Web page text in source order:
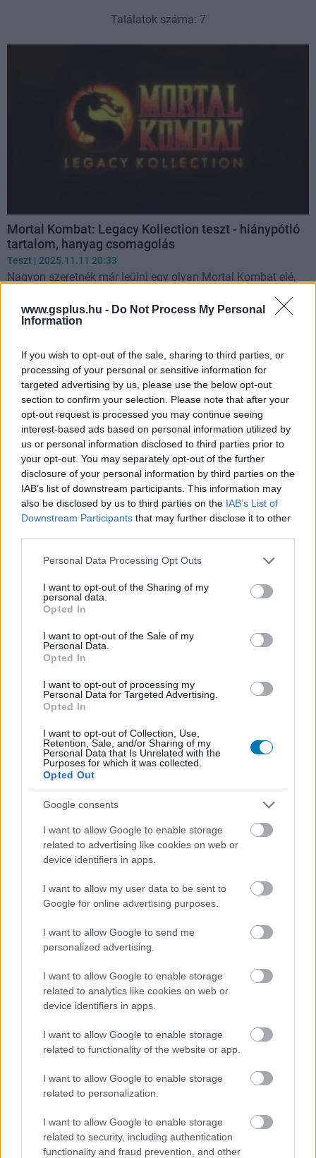
www.gsplus.hu - Do Not Process My Personal
Information
If you wish to opt-out of the sale, sharing to third parties, or
processing of your personal or sensitive information for
targeted advertising by us, please use the below opt-out
section to confirm your selection. Please note that after your
opt-out request is processed you may continue seeing
interest-based ads based on personal information utilized by
us or personal information disclosed to third parties prior to
your opt-out. You may separately opt-out of the further
disclosure of your personal information by third parties on the
IAB’s list of downstream participants. This information may
also be disclosed by us to third parties on the IAB’s List of
Downstream Participants that may further disclose it to other
Please note that this website/app uses one or more Google
not limited to your visit or usage behaviour. You may click to
grant or deny consent to Google and its third-party tags to
use your data for below specified purposes in below Google
consent section.
Personal Data Processing Opt Outs
I want to opt-out of the Sharing of my
personal data.
Opted In
I want to opt-out of the Sale of my
Personal Data.
Opted In
I want to opt-out of processing my
Personal Data for Targeted Advertising.
Opted In
I want to opt-out of Collection, Use,
Retention, Sale, and/or Sharing of my
Personal Data that Is Unrelated with the
Purposes for which it was collected.
Opted Out
Google consents
I want to allow Google to enable storage
related to advertising like cookies on web or
device identifiers in apps.
I want to allow my user data to be sent to
Google for online advertising purposes.
I want to allow Google to send me
personalized advertising.
I want to allow Google to enable storage
related to analytics like cookies on web or
device identifiers in apps.
I want to allow Google to enable storage
related to functionality of the website or app.
I want to allow Google to enable storage
related to personalization.
I want to allow Google to enable storage
related to security, including authentication
functionality and fraud prevention, and other
Találatok száma: 7
Mortal Kombat: Legacy Kollection teszt - hiánypótló
tartalom, hanyag csomagolás
Teszt | 2025.11.11 20:33
Nagyon szeretnék már leülni egy olyan Mortal Kombat elé,
A Mortal Kombat: Legacy Kollection annyira
problémás, hogy már a PS Store is visszatérítést
A PS Store bizony nem a Steam: ha ők adják vissza a
A Mortal Kombat: Legacy Kollection erősebben
vérzik, mint a kivégzés felirat
| 2025.11.03 13:05
A közösség nem örül, a Digital Eclipse pedig próbálja
összerázni a problémás csomagot.
Az új trailer alapján még teljesebb lesz a Mortal
Kombat: Legacy Kollection, mint gondoltuk
| 2025.08.21 17:12
A Mortal Kombat Kollection egy hatalmas csomag lesz, ami
most még két klasszikus címmel és rengeteg új funkcióval
egészül ki.